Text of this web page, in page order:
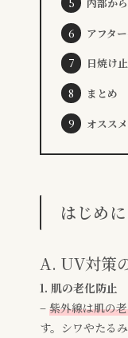
アフタ
日焼け
まとめ
オスス
はじめに
A. UV対策
1. 肌の老化防止
– 紫外線は肌の
す。シワやたる